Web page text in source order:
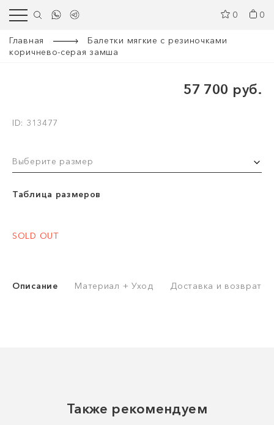
0 0
Главная
Балетки мягкие с резиночками
коричнево-серая замша
57 700 руб.
ID: 313477
Выберите размер
Таблица размеров
SOLD OUT
Описание Материал + Уход Доставка и возврат
Также рекомендуем